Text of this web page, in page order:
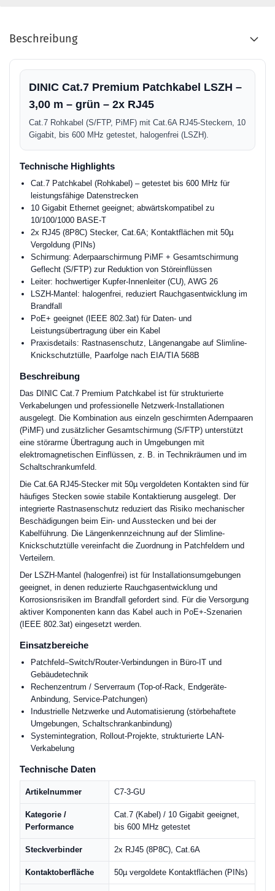
Beschreibung
DINIC Cat.7 Premium Patchkabel LSZH –
3,00 m – grün – 2x RJ45
Cat.7 Rohkabel (S/FTP, PiMF) mit Cat.6A RJ45-Steckern, 10
Gigabit, bis 600 MHz getestet, halogenfrei (LSZH).
Technische Highlights
Cat.7 Patchkabel (Rohkabel) – getestet bis 600 MHz für
leistungsfähige Datenstrecken
10 Gigabit Ethernet geeignet; abwärtskompatibel zu
10/100/1000 BASE-T
2x RJ45 (8P8C) Stecker, Cat.6A; Kontaktflächen mit 50µ
Vergoldung (PINs)
Schirmung: Aderpaarschirmung PiMF + Gesamtschirmung
Geflecht (S/FTP) zur Reduktion von Störeinflüssen
Leiter: hochwertiger Kupfer-Innenleiter (CU), AWG 26
LSZH-Mantel: halogenfrei, reduziert Rauchgasentwicklung im
Brandfall
PoE+ geeignet (IEEE 802.3at) für Daten- und
Leistungsübertragung über ein Kabel
Praxisdetails: Rastnasenschutz, Längenangabe auf Slimline-
Knickschutztülle, Paarfolge nach EIA/TIA 568B
Beschreibung
Das DINIC Cat.7 Premium Patchkabel ist für strukturierte
Verkabelungen und professionelle Netzwerk-Installationen
ausgelegt. Die Kombination aus einzeln geschirmten Adernpaaren
(PiMF) und zusätzlicher Gesamtschirmung (S/FTP) unterstützt
eine störarme Übertragung auch in Umgebungen mit
elektromagnetischen Einflüssen, z. B. in Technikräumen und im
Schaltschrankumfeld.
Die Cat.6A RJ45-Stecker mit 50µ vergoldeten Kontakten sind für
häufiges Stecken sowie stabile Kontaktierung ausgelegt. Der
integrierte Rastnasenschutz reduziert das Risiko mechanischer
Beschädigungen beim Ein- und Ausstecken und bei der
Kabelführung. Die Längenkennzeichnung auf der Slimline-
Knickschutztülle vereinfacht die Zuordnung in Patchfeldern und
Verteilern.
Der LSZH-Mantel (halogenfrei) ist für Installationsumgebungen
geeignet, in denen reduzierte Rauchgasentwicklung und
Korrosionsrisiken im Brandfall gefordert sind. Für die Versorgung
aktiver Komponenten kann das Kabel auch in PoE+-Szenarien
(IEEE 802.3at) eingesetzt werden.
Einsatzbereiche
Patchfeld–Switch/Router-Verbindungen in Büro-IT und
Gebäudetechnik
Rechenzentrum / Serverraum (Top-of-Rack, Endgeräte-
Anbindung, Service-Patchungen)
Industrielle Netzwerke und Automatisierung (störbehaftete
Umgebungen, Schaltschrankanbindung)
Systemintegration, Rollout-Projekte, strukturierte LAN-
Verkabelung
Technische Daten
Artikelnummer C7-3-GU
Kategorie /
Performance
Cat.7 (Kabel) / 10 Gigabit geeignet,
bis 600 MHz getestet
Steckverbinder 2x RJ45 (8P8C), Cat.6A
Kontaktoberfläche 50µ vergoldete Kontaktflächen (PINs)